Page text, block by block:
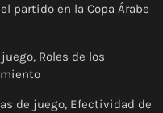
partido en la Copa Árabe
Roles de los
de juego, Efectividad de